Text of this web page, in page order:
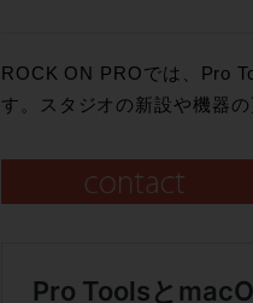
ROCK ON PROでは、Pro
す。スタジオの新設や機器